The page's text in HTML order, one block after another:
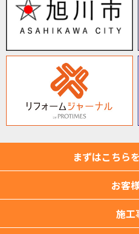
まずはこちら
お客
施工